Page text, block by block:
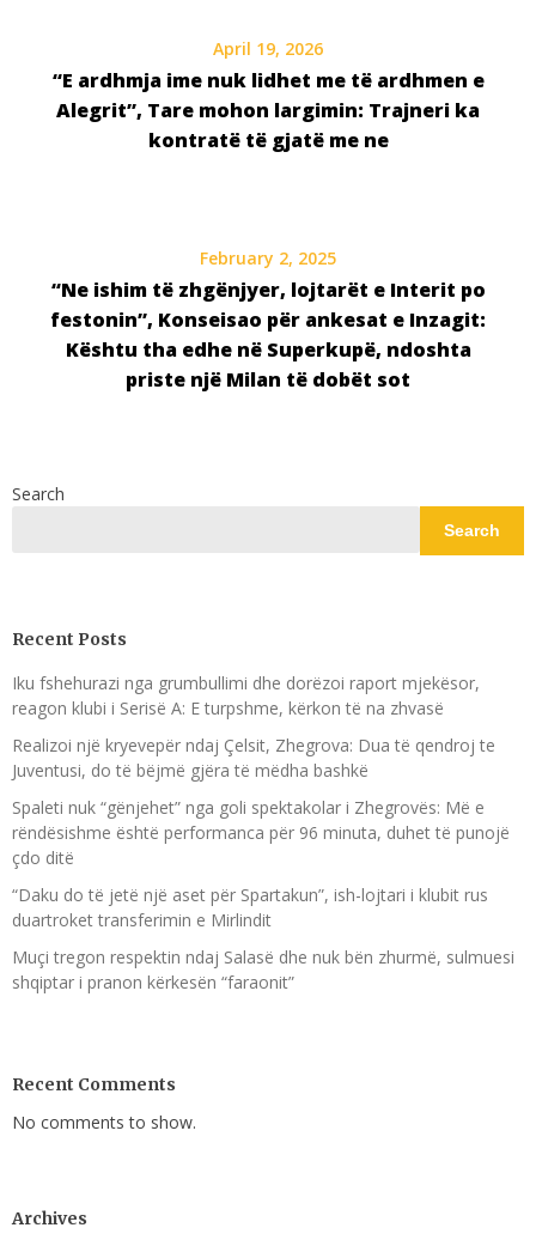
April 19, 2026
“E ardhmja ime nuk lidhet me të ardhmen e
Alegrit”, Tare mohon largimin: Trajneri ka
kontratë të gjatë me ne
February 2, 2025
“Ne ishim të zhgënjyer, lojtarët e Interit po
festonin”, Konseisao për ankesat e Inzagit:
Kështu tha edhe në Superkupë, ndoshta
priste një Milan të dobët sot
Search
Search
Recent Posts
Iku fshehurazi nga grumbullimi dhe dorëzoi raport mjekësor,
reagon klubi i Serisë A: E turpshme, kërkon të na zhvasë
Realizoi një kryevepër ndaj Çelsit, Zhegrova: Dua të qendroj te
Juventusi, do të bëjmë gjëra të mëdha bashkë
Spaleti nuk “gënjehet” nga goli spektakolar i Zhegrovës: Më e
rëndësishme është performanca për 96 minuta, duhet të punojë
çdo ditë
“Daku do të jetë një aset për Spartakun”, ish-lojtari i klubit rus
duartroket transferimin e Mirlindit
Muçi tregon respektin ndaj Salasë dhe nuk bën zhurmë, sulmuesi
shqiptar i pranon kërkesën “faraonit”
Recent Comments
No comments to show.
Archives